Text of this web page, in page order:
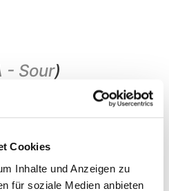
Cookies
Inhalte und Anzeigen zu
für soziale Medien anbieten
- Sour)
Raspberry and